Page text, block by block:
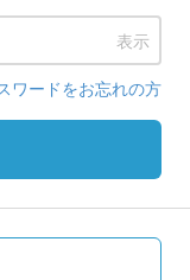
表示
ワードをお忘れの方